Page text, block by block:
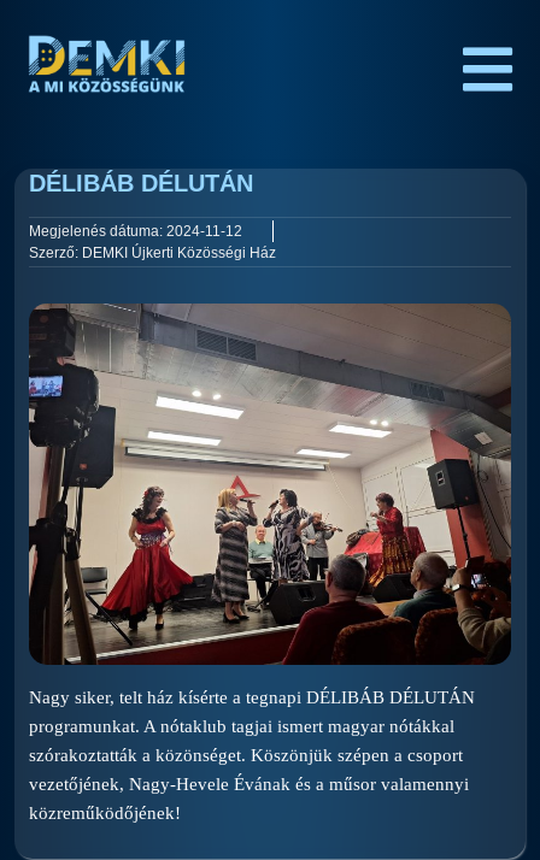
DÉLIBÁB DÉLUTÁN
Megjelenés dátuma: 2024-11-12
Szerző: DEMKI Újkerti Közösségi Ház
Nagy siker, telt ház kísérte a tegnapi DÉLIBÁB DÉLUTÁN
programunkat. A nótaklub tagjai ismert magyar nótákkal
szórakoztatták a közönséget. Köszönjük szépen a csoport
vezetőjének, Nagy-Hevele Évának és a műsor valamennyi
közreműködőjének!